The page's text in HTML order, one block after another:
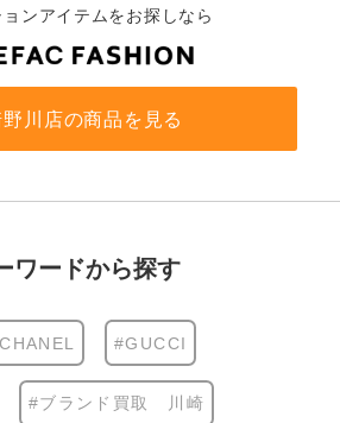
ンアイテムをお探しなら
野川店の商品を見る
ワードから探す
#GUCCI
#ブランド買取 川崎